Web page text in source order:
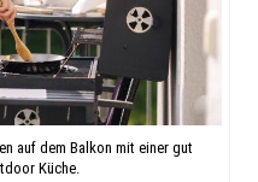
auf dem Balkon mit einer gut
Küche.